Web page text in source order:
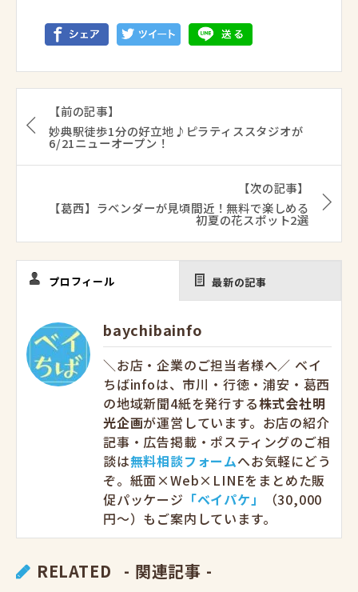
【前の記事】
妙典駅徒歩1分の好立地♪ピラティススタジオが
6/21ニューオープン！
【次の記事】
【葛西】ラベンダーが見頃間近！無料で楽しめる
初夏の花スポット2選
プロフィール 最新の記事
baychibainfo
＼お店・企業のご担当者様へ／ ベイ
ちばinfoは、市川・行徳・浦安・葛西
の地域新聞4紙を発行する株式会社明
光企画が運営しています。お店の紹介
記事・広告掲載・ポスティングのご相
談は無料相談フォームへお気軽にどう
ぞ。紙面×Web×LINEをまとめた販
促パッケージ 「ベイパケ」
（30,000
円〜）もご案内しています。
RELATED - 関連記事 -